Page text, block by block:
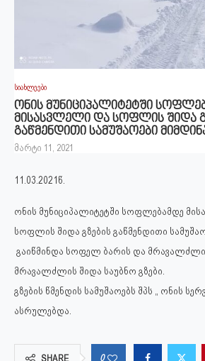
სიახლეები
ონის მუნიციპალიტეტში
მისასვლელი და სოფლის შიდა
გაწმენდითი სამუშაოები
მარტი 11, 2021
11.03.2021წ.
ონის მუნიციპალიტეტში სოფლებამდე
სოფლის შიდა გზების გაწმენდითი
გაიწმინდა სოფელ ბარის და
მრავალძლის შიდა საუბნო გზები.
გზების წმენდის სამუშაოებს შპს „ ონის
ასრულებდა.
SHARE 0